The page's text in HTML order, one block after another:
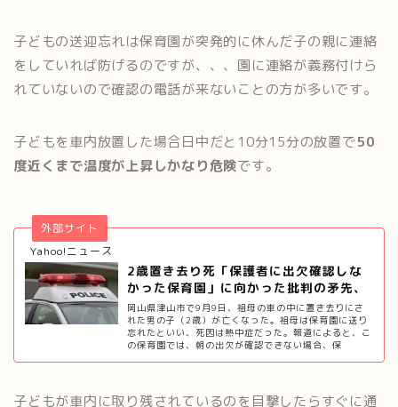
子どもの送迎忘れは保育園が突発的に休んだ子の親に連絡
をしていれば防げるのですが、、、園に連絡が義務付けら
れていないので確認の電話が来ないことの方が多いです。
子どもを車内放置した場合日中だと10分15分の放置で50
度近くまで温度が上昇しかなり危険です。
Yahoo!ニュース
外部サイト
2歳置き去り死「保護者に出欠確認しな
かった保育園」に向かった批判の矛先、
「救え…
岡山県津山市で9月9日、祖母の車の中に置き去りにさ
れた男の子（2歳）が亡くなった。祖母は保育園に送り
忘れたといい、死因は熱中症だった。報道によると、こ
の保育園では、朝の出欠が確認できない場合、保
子どもが車内に取り残されているのを目撃したらすぐに通